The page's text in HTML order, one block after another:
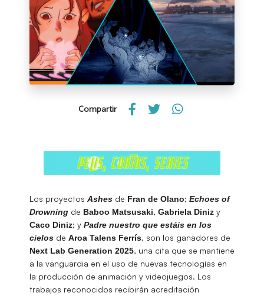
Compartir
Los proyectos Ashes de Fran de Olano; Echoes of
Drowning de Baboo Matsusaki, Gabriela Diniz y
Caco Diniz; y Padre nuestro que estáis en los
cielos de Aroa Talens Ferrís, son los ganadores de
Next Lab Generation 2025, una cita que se mantiene
a la vanguardia en el uso de nuevas tecnologías en
la producción de animación y videojuegos. Los
trabajos reconocidos recibirán acreditación